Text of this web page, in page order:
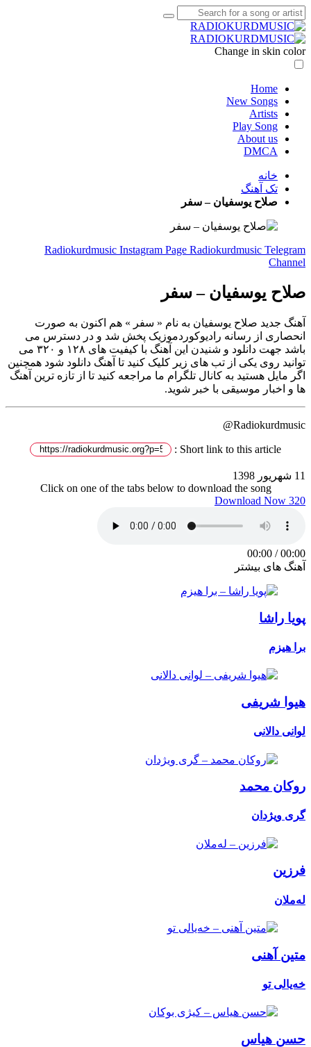
Change in skin color
Home
New Songs
Artists
Play Song
About us
DMCA
خانه
تک آهنگ
صلاح یوسفیان – سفر
Radiokurdmusic Instagram Page Radiokurdmusic Telegram
Channel
صلاح یوسفیان – سفر
آهنگ جدید صلاح یوسفیان به نام « سفر » هم اکنون به صورت
انحصاری از رسانه رادیوکوردموزیک پخش شد و در دسترس می
باشد جهت دانلود و شنیدن این آهنگ با کیفیت های ۱۲۸ و ۳۲۰ می
توانید روی یکی از تب های زیر کلیک کنید تا آهنگ دانلود شود همچنین
اگر مایل هستید به کانال تلگرام ما مراجعه کنید تا از تازه ترین آهنگ
ها و اخبار موسیقی با خبر شوید.
Radiokurdmusic@
Short link to this article :
11 شهریور 1398
Click on one of the tabs below to download the song
Download Now 320
00:00
/
00:00
آهنگ های بیشتر
پویا راشا
برا هیزم
هیوا شریفی
لوانی دالانی
روکان محمد
گری ویژدان
فرزین
لەملان
متین آهنی
خەیالی تو
حسن هیاس